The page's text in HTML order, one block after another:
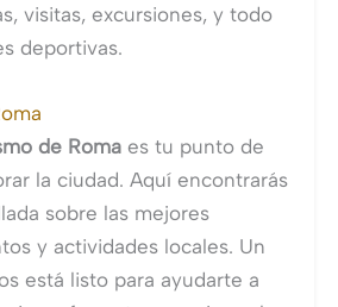
visitas, excursiones, y todo
deportivas.
de Romaes tu punto de
la ciudad. Aquí encontrarás
sobre las mejores
y actividades locales. Un
está listo para ayudarte a